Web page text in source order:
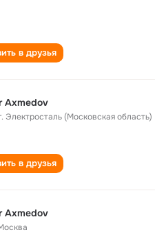
в друзья
Axmedov
Электросталь (Московская область)
в друзья
Axmedov